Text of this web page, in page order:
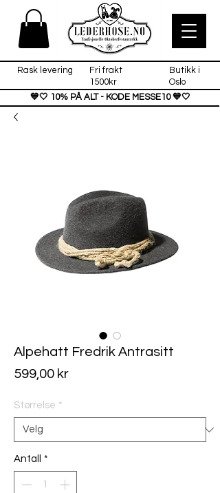
Rask levering
Fri frakt
1500kr
Butikk i
Oslo
💙🤍 10% PÅ ALT - KODE MESSE10 💙🤍
Alpehatt Fredrik Antrasitt
599,00 krPris
Størrelse *
Antall *